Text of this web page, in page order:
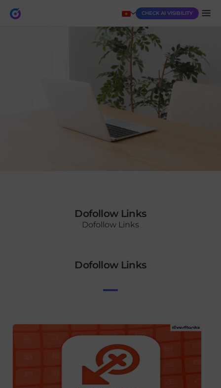
CHECK AI VISIBILITY
Dofollow Links
Dofollow Links
Dofollow Links